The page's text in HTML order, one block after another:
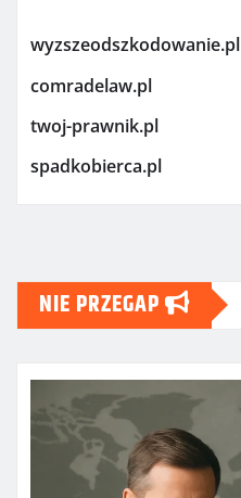
wyzszeodszkodowanie.pl
comradelaw.pl
twoj-prawnik.pl
spadkobierca.pl
NIE PRZEGAP